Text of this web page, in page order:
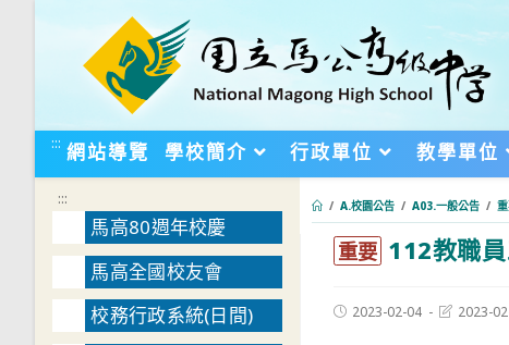
::: 網站導覽 學校簡介 行政單位 教學單位
/ A.校園公告 / A03.一般公告 /
重要 112教職
Post2023-02-04
Post2023-
:::
馬高80週年校慶
馬高全國校友會
校務行政系統(日間)